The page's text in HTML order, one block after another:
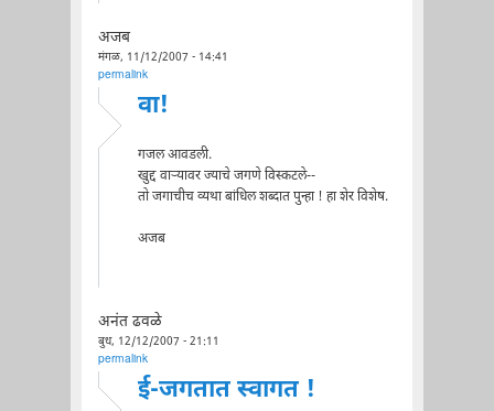
अजब
मंगळ, 11/12/2007 - 14:41
permalink
वा!
गजल आवडली.
खुद्द वाऱ्यावर ज्याचे जगणे विस्कटले--
तो जगाचीच व्यथा बांधिल शब्दात पुन्हा ! हा शेर विशेष.
अजब
अनंत ढवळे
बुध, 12/12/2007 - 21:11
permalink
ई-जगतात स्वागत !